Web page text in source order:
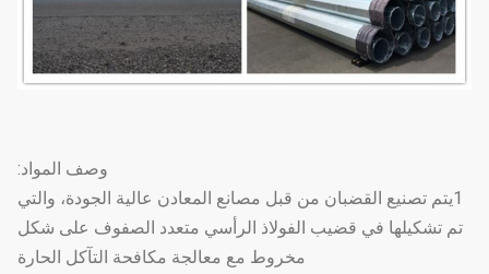
وصف المواد:
1يتم تصنيع القضبان من قبل مصانع المعادن عالية الجودة، والتي
تم تشكيلها في قضيب الفولاذ الرأسي متعدد الصفوف على شكل
مخروط مع معالجة مكافحة التآكل الحارة